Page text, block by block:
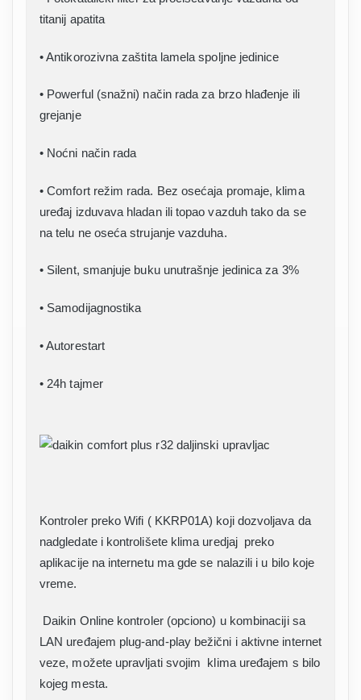
titanij apatita
• Antikorozivna zaštita lamela spoljne jedinice
• Powerful (snažni) način rada za brzo hlađenje ili
grejanje
• Noćni način rada
• Comfort režim rada. Bez osećaja promaje, klima
uređaj izduvava hladan ili topao vazduh tako da se
na telu ne oseća strujanje vazduha.
• Silent, smanjuje buku unutrašnje jedinica za 3%
• Samodijagnostika
• Autorestart
• 24h tajmer
Kontroler preko Wifi ( KKRP01A) koji dozvoljava da
nadgledate i kontrolišete klima uredjaj preko
aplikacije na internetu ma gde se nalazili i u bilo koje
vreme.
Daikin Online kontroler (opciono) u kombinaciji sa
LAN uređajem plug-and-play bežični i aktivne internet
veze, možete upravljati svojim klima uređajem s bilo
kojeg mesta.